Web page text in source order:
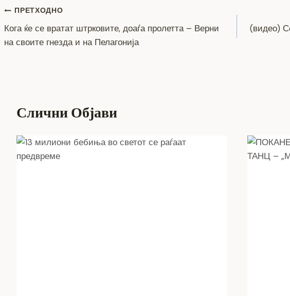
b
o
o
g
er
m p n
Навигација
на
ПРЕТХОДНО
Кога ќе се вратат штрковите, доаѓа пролетта – Верни
на своите гнезда и на Пелагонија
(видео)
Слични Објави